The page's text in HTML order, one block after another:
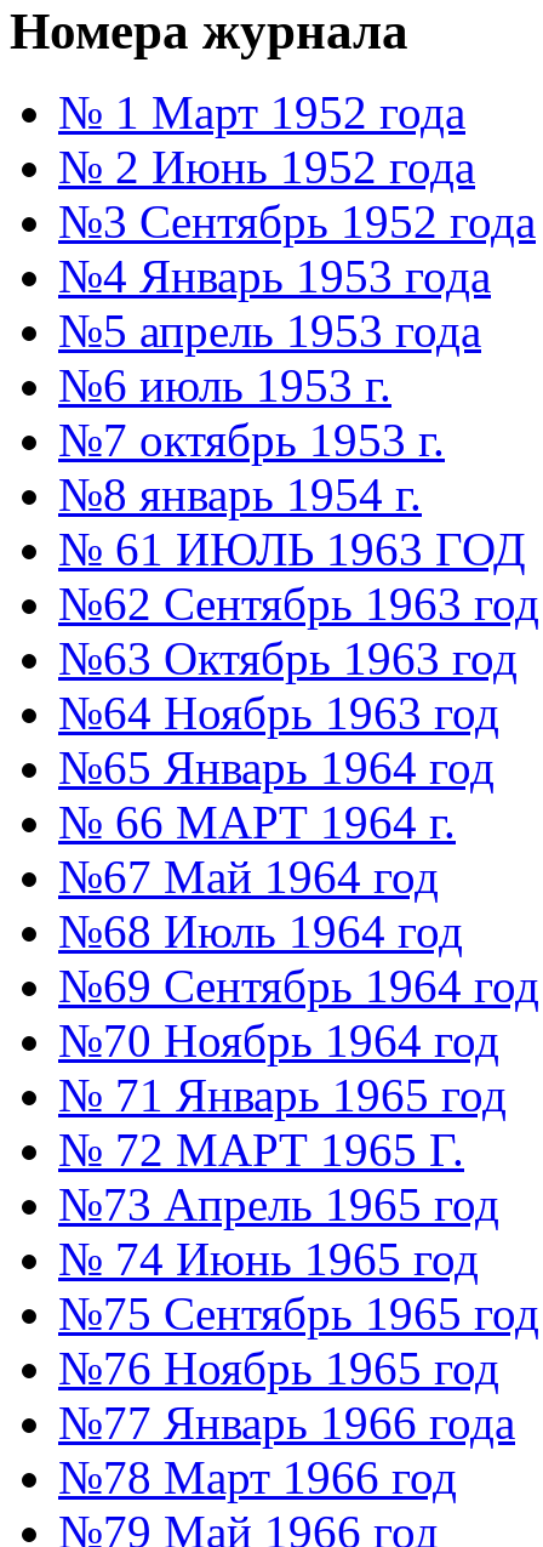
Номера журнала
№ 1 Март 1952 года
№ 2 Июнь 1952 года
№3 Сентябрь 1952 года
№4 Январь 1953 года
№5 апрель 1953 года
№6 июль 1953 г.
№7 октябрь 1953 г.
№8 январь 1954 г.
№ 61 ИЮЛЬ 1963 ГОД
№62 Сентябрь 1963 год
№63 Октябрь 1963 год
№64 Ноябрь 1963 год
№65 Январь 1964 год
№ 66 МАРТ 1964 г.
№67 Май 1964 год
№68 Июль 1964 год
№69 Сентябрь 1964 год
№70 Ноябрь 1964 год
№ 71 Январь 1965 год
№ 72 МАРТ 1965 Г.
№73 Апрель 1965 год
№ 74 Июнь 1965 год
№75 Сентябрь 1965 год
№76 Ноябрь 1965 год
№77 Январь 1966 года
№78 Март 1966 год
№79 Май 1966 год